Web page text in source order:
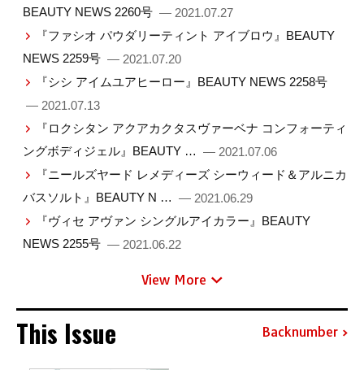
BEAUTY NEWS 2260号 — 2021.07.27
『ファシオ パウダリーティント アイブロウ』BEAUTY
NEWS 2259号 — 2021.07.20
『シシ アイムユアヒーロー』BEAUTY NEWS 2258号
— 2021.07.13
『ロクシタン アクアカクタスヴァーベナ コンフォーティ
ングボディジェル』BEAUTY … — 2021.07.06
『ニールズヤード レメディーズ シーウィード＆アルニカ
バスソルト』BEAUTY N … — 2021.06.29
『ヴィセ アヴァン シングルアイカラー』BEAUTY
NEWS 2255号 — 2021.06.22
View More
This Issue Backnumber